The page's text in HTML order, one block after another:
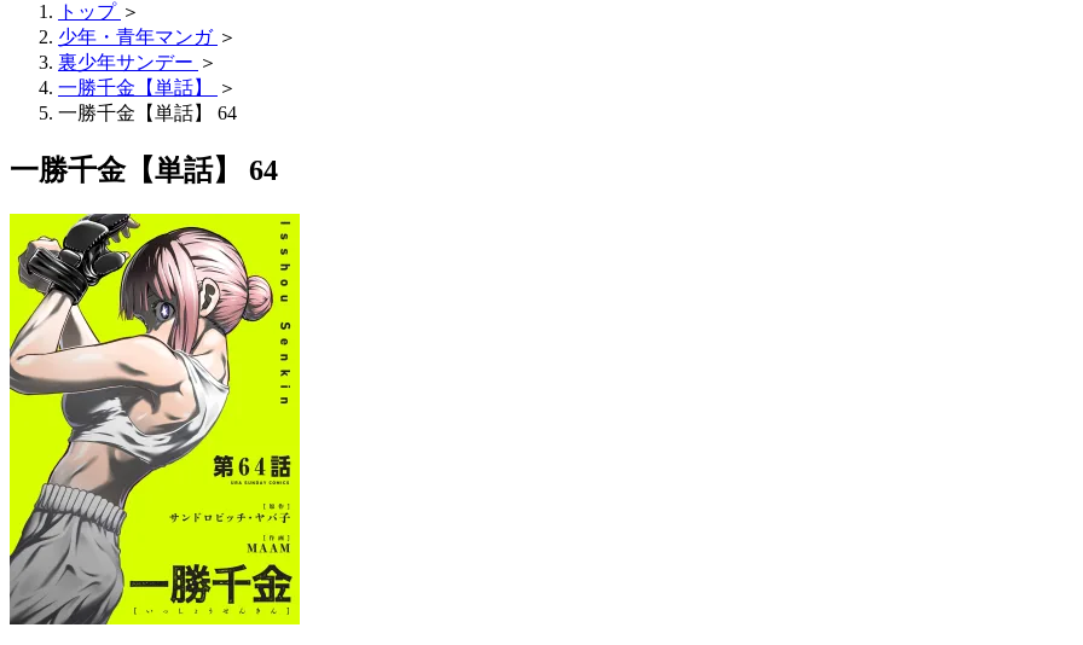
トップ ＞
少年・青年マンガ ＞
裏少年サンデー ＞
一勝千金【単話】
＞
一勝千金【単話】 64
一勝千金【単話】 64